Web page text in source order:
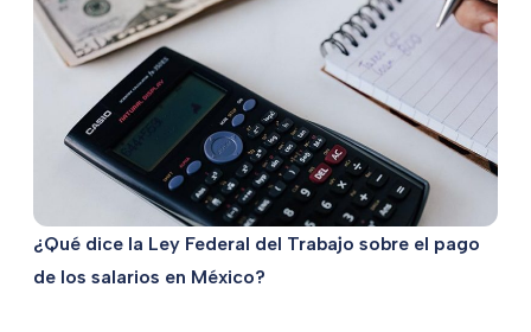
¿Qué dice la Ley Federal del Trabajo sobre el pago
de los salarios en México?